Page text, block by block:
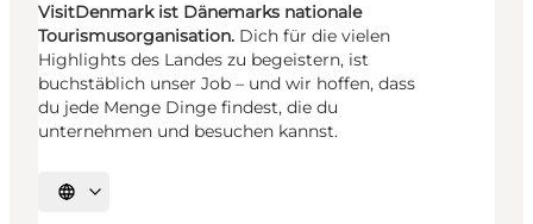
VisitDenmark ist Dänemarks nationale
Tourismusorganisation. Dich für die vielen
Highlights des Landes zu begeistern, ist
buchstäblich unser Job – und wir hoffen, dass
du jede Menge Dinge findest, die du
unternehmen und besuchen kannst.
Sprache auswählen